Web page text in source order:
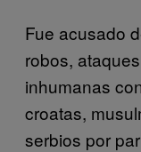
Fue acusado
robos,
inhumanas
croatas,
serbios por